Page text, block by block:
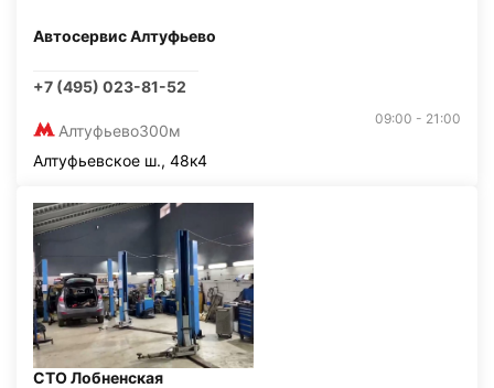
Автосервис Алтуфьево
+7 (495) 023-81-52
Алтуфьево300м
09:00 - 21:00
Алтуфьевское ш., 48к4
СТО Лобненская